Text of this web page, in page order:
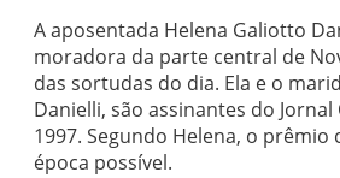
A aposentada Helena Galiotto
moradora da parte central de
das sortudas do dia. Ela e o
Danielli, são assinantes do Jornal
1997. Segundo Helena, o
época possível.